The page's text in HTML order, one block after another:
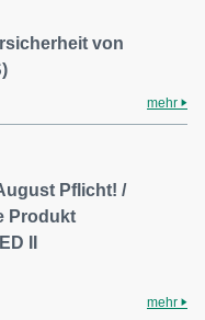
von
mehr
Pflicht! /
Produkt
II
mehr